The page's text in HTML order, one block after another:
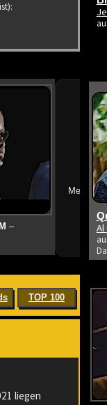
–
Mehr
TOP 100
liegen